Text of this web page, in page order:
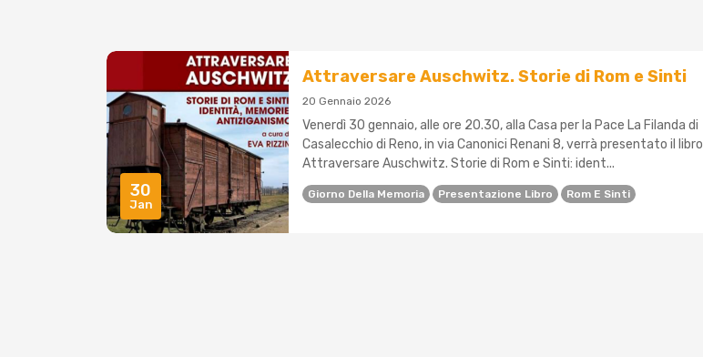
30
Jan
Attraversare Auschwitz. Storie di Rom e Sinti
20 Gennaio 2026
Venerdì 30 gennaio, alle ore 20.30, alla Casa per la Pace La Filanda di
Casalecchio di Reno, in via Canonici Renani 8, verrà presentato il libro
Attraversare Auschwitz. Storie di Rom e Sinti: ident...
Giorno Della Memoria Presentazione Libro Rom E Sinti